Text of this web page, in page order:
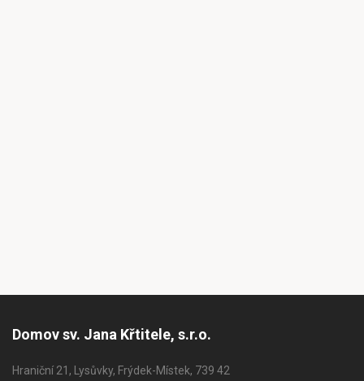
Domov sv. Jana Křtitele, s.r.o.
Hraniční 21, Lysůvky, Frýdek-Místek, 739 42